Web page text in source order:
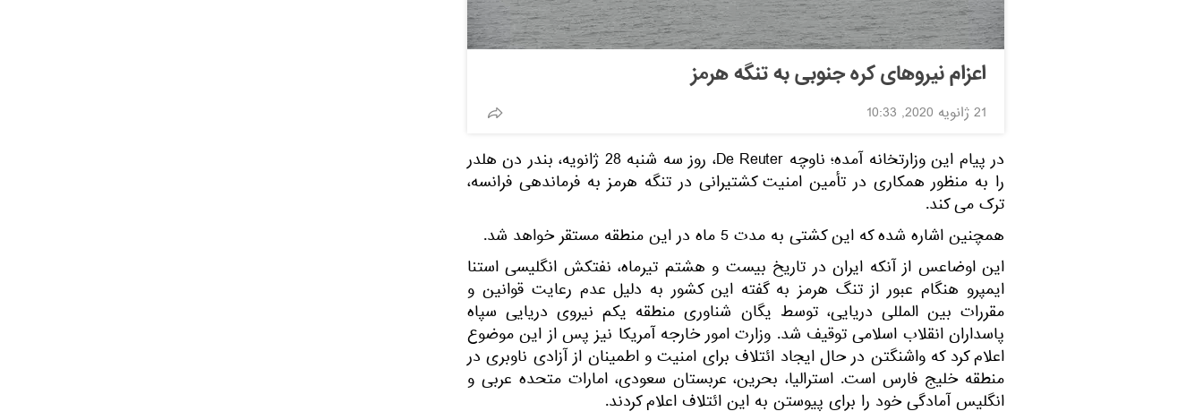
اعزام نیروهای کره جنوبی به تنگه هرمز
21 ژانویه 2020, 10:33
در پیام این وزارتخانه آمده؛ ناوچه De Reuter، روز سه شنبه 28 ژانویه، بندر دن هلدر
را به منظور همکاری در تأمین امنیت کشتیرانی در تنگه هرمز به فرماندهی فرانسه،
ترک می کند.
همچنین اشاره شده که این کشتی به مدت 5 ماه در این منطقه مستقر خواهد شد.
این اوضاعس از آنکه ایران در تاریخ بیست و هشتم تیرماه، نفتکش انگلیسی استنا
ایمپرو هنگام عبور از تنگ هرمز به گفته این کشور به دلیل عدم رعایت قوانین و
مقررات بین المللی دریایی، توسط یگان شناوری منطقه یکم نیروی دریایی سپاه
پاسداران انقلاب اسلامی توقیف شد. وزارت امور خارجه آمریكا نیز پس از این موضوع
اعلام كرد كه واشنگتن در حال ایجاد ائتلاف برای امنیت و اطمینان از آزادی ناوبری در
منطقه خلیج فارس است. استرالیا، بحرین، عربستان سعودی، امارات متحده عربی و
انگلیس آمادگی خود را برای پیوستن به این ائتلاف اعلام کردند.